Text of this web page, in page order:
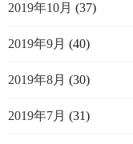
2019年10月 (37)
2019年9月 (40)
2019年8月 (30)
2019年7月 (31)